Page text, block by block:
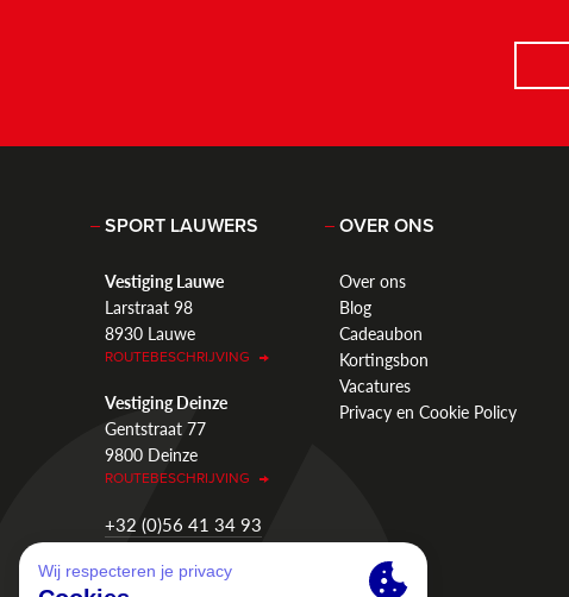
SPORT LAUWERS
Vestiging Lauwe
Larstraat 98
8930 Lauwe
ROUTEBESCHRIJVING
Vestiging Deinze
Gentstraat 77
9800 Deinze
ROUTEBESCHRIJVING
+32 (0)56 41 34 93
OVER ONS
Over ons
Blog
Cadeaubon
Kortingsbon
Vacatures
Privacy en Cookie Policy